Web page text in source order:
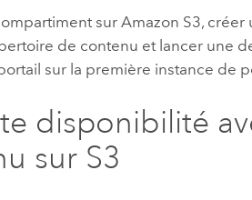
surAmazon S3, créer
de contenu et lancer une
sur la première instance de
disponibilité
sur S3